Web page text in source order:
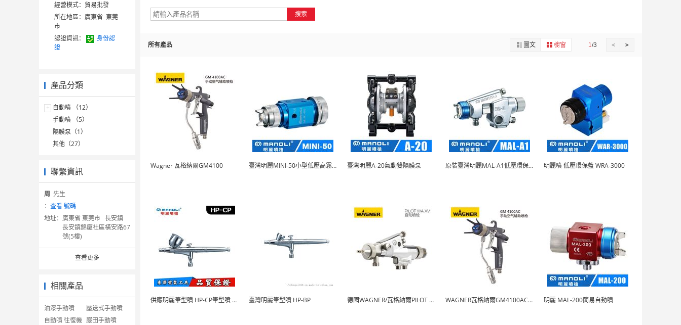
經營模式：貿易批發
所在地區：廣東省 東莞
市
認證資訊：
身份認
證
產品分類
+ 自動噴 （12）
手動噴 （5）
隔膜泵（1）
其他（27）
聯繫資訊
周 先生
： 查看 號碼
地址： 廣東省 東莞市 長安鎮
長安鎮錦廈社區橫安路67
號(5樓)
查看更多
相關產品
油漆手動噴
壓送式手動噴
自動噴 往復機 巖田手動噴
搜索
所有產品 圖文 櫥窗 1/3 < >
Wagner 瓦格納爾GM4100 臺灣明麗MINI-50小型低壓高霧化自動噴 臺灣明麗A-20氣動雙隔膜泵 原裝臺灣明麗MAL-A1低壓環保省油高霧化自動噴... 明麗噴 低壓環保藍 WRA-3000
供應明麗筆型噴 HP-CP筆型噴 筆型噴 臺灣明麗筆型噴 HP-BP 德國WAGNER/瓦格納爾PILOT WA XV WAGNER瓦格納爾GM4100AC4700AC 明麗 MAL-200簡易自動噴